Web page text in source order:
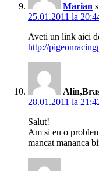
Marian
25.01.2011 la
Aveti un link aici
http://
28.01.2011 la
Salut!
Am si eu o
mancat mananca